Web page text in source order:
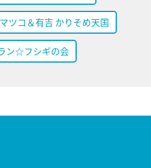
マツコ＆有吉 かりそめ天国
ン☆フシギの会